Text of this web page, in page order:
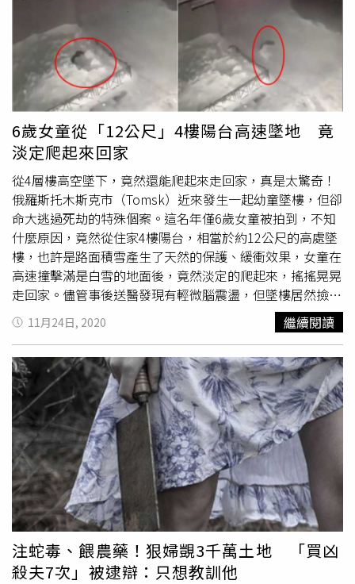
6歲女童從「12公尺」4樓陽台高速墜地 竟
淡定爬起來回家
從4層樓高空墜下，竟然還能爬起來走回家，真是太驚奇！
俄羅斯托木斯克市（Tomsk）近來發生一起幼童墜樓，但卻
命大逃過死劫的特殊個案。這名年僅6歲女童被拍到，不知
什麼原因，竟然從住家4樓陽台，相當於約12公尺的高處墜
樓，也許是路面積雪產生了天然的保護、緩衝效果，女童在
高速撞擊滿是白雪的地面後，竟然淡定的爬起來，搖搖晃晃
走回家。儘管事後送醫發現有輕微腦震盪，但墜樓居然撿回
一命，讓外界看了直呼不可思議。綜合外電報導，這起女童
墜樓意外，是發生在本月21日晚間，當時室外溫度僅有零下
6度，外頭滿是厚厚積雪，附近監視器拍到，一名6歲女童突
然摔下4樓，整個人看似重重摔進積雪裡。正當外界認為，
墜樓的女童必死無疑地當下，女童竟然默默爬了起來，還很
淡定的清理一下身上的殘雪，接著往公寓門口方向跑去。儘
管女童送醫後，被發現有腦震盪症狀，肢體沒有骨折，但她
從高處墜落後，竟能以接近「毫髮無傷」的狀態站起來，讓
網友看到影片忍不住想問「她是九命怪貓嗎？」而女童雖然
沒大礙，但平時與母親住在一起的她，竟會發生墜樓意外，
事發當天單獨把孩子放在家裡的母親，明顯有疏於照顧的過
失，警方將進行後續偵辦，可能會對這位失職的母親起訴。
(影片請點我)
11月24日, 2020 繼續閱讀
注蛇毒、餵農藥！狠婦覬3千萬土地 「買凶
殺夫7次」被逮辯：只想教訓他